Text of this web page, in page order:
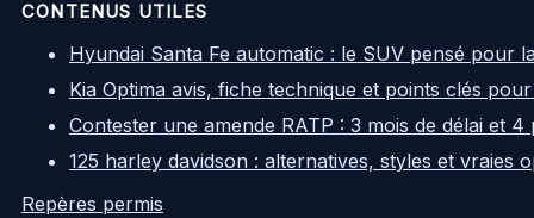
CONTENUS UTILES
Hyundai Santa Fe automatic : le SUV pensé pour
Kia Optima avis, fiche technique et points clés
Contester une amende RATP : 3 mois de délai et
125 harley davidson : alternatives, styles et vraies
Repères permis